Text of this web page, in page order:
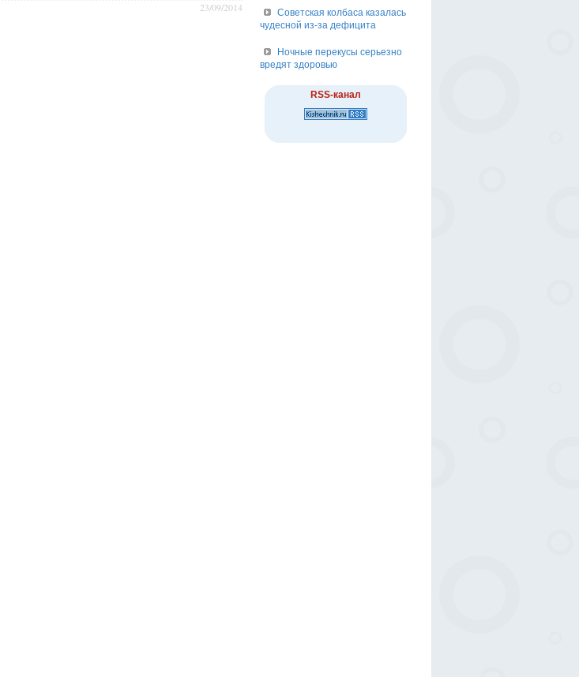
23/09/2014
Советская колбаса казалась
чудесной из-за дефицита
Ночные перекусы серьезно
вредят здоровью
RSS-канал